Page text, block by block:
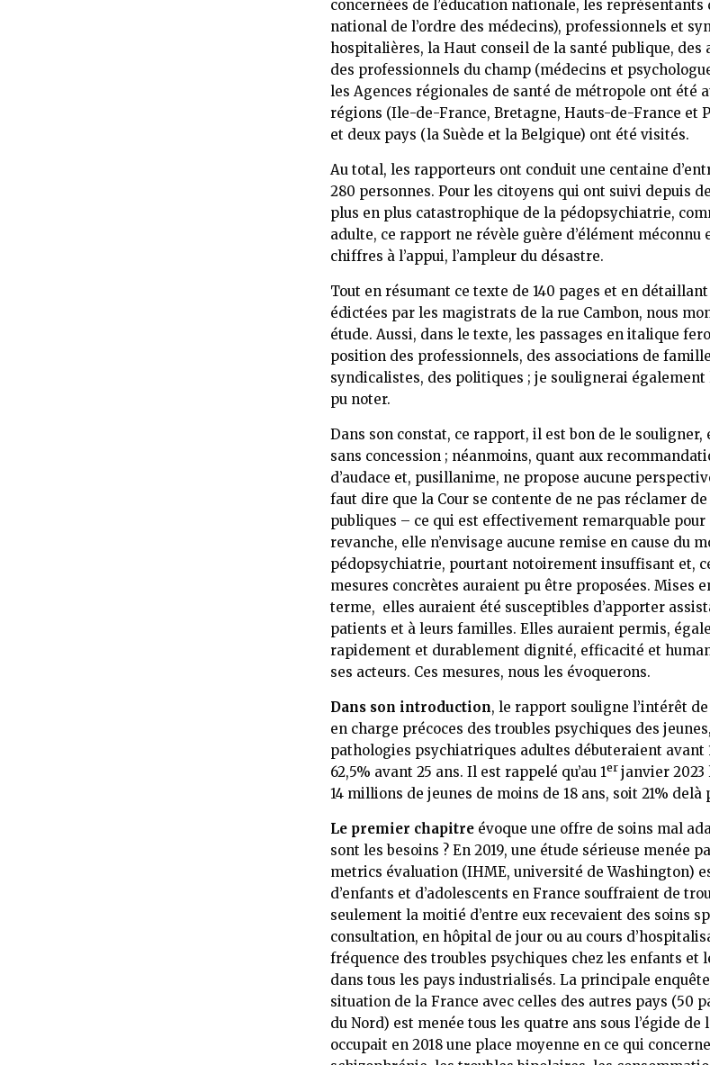
concernées de l’éducation nationale, les représentants
national de l’ordre des médecins), professionnels et
hospitalières, la Haut conseil de la santé publique, des
des professionnels du champ (médecins et
les Agences régionales de santé de métropole ont été
régions (Ile-de-France, Bretagne, Hauts-de-France et
et deux pays (la Suède et la Belgique) ont été visités.
Au total, les rapporteurs ont conduit une centaine
280 personnes. Pour les citoyens qui ont suivi depuis
plus en plus catastrophique de la pédopsychiatrie,
adulte, ce rapport ne révèle guère d’élément
chiffres à l’appui, l’ampleur du désastre.
Tout en résumant ce texte de 140 pages et en
édictées par les magistrats de la rue Cambon, nous
étude. Aussi, dans le texte, les passages en italique
position des professionnels, des associations de
syndicalistes, des politiques ; je soulignerai également
pu noter.
Dans son constat, ce rapport, il est bon de le
sans concession ; néanmoins, quant aux
d’audace et, pusillanime, ne propose aucune
faut dire que la Cour se contente de ne pas réclamer
publiques – ce qui est effectivement remarquable
revanche, elle n’envisage aucune remise en cause du
pédopsychiatrie, pourtant notoirement insuffisant et,
mesures concrètes auraient pu être proposées. Mises
terme, elles auraient été susceptibles d’apporter
patients et à leurs familles. Elles auraient permis,
rapidement et durablement dignité, efficacité et
ses acteurs. Ces mesures, nous les évoquerons.
Dans son introduction, le rapport souligne l’intérêt
en charge précoces des troubles psychiques des
pathologies psychiatriques adultes débuteraient avant
62,5% avant 25 ans. Il est rappelé qu’au 1er janvier 2023
14 millions de jeunes de moins de 18 ans, soit 21% delà
Le premier chapitre évoque une offre de soins mal
sont les besoins ? En 2019, une étude sérieuse menée
metrics évaluation (IHME, université de Washington)
d’enfants et d’adolescents en France souffraient de
seulement la moitié d’entre eux recevaient des soins
consultation, en hôpital de jour ou au cours
fréquence des troubles psychiques chez les enfants et
dans tous les pays industrialisés. La principale
situation de la France avec celles des autres pays (50
du Nord) est menée tous les quatre ans sous l’égide de
occupait en 2018 une place moyenne en ce qui